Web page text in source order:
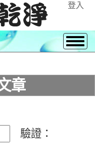
登入
章
驗證：